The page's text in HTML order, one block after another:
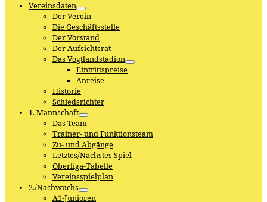
Vereinsdaten
Der Verein
Die Geschäftsstelle
Der Vorstand
Der Aufsichtsrat
Das Vogtlandstadion
Eintrittspreise
Anreise
Historie
Schiedsrichter
1. Mannschaft
Das Team
Trainer- und Funktionsteam
Zu- und Abgänge
Letztes/Nächstes Spiel
Oberliga-Tabelle
Vereinsspielplan
2./Nachwuchs
A1-Junioren